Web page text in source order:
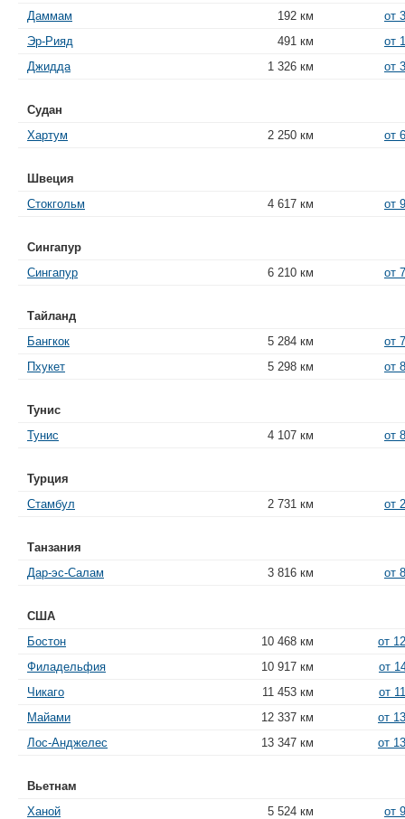
Даммам
192 км
от
Эр-Рияд
491 км
от
Джидда
1 326 км от
Судан
Хартум
2 250 км от
Швеция
Стокгольм
4 617 км от
Сингапур
Сингапур
6 210 км от
Тайланд
Бангкок
5 284 км
от
Пхукет
5 298 км от
Тунис
Тунис
4 107 км от
Турция
Стамбул
2 731 км от
Танзания
Дар-эс-Салам
3 816 км от
США
Бостон
10 468 км
от
Филадельфия
10 917 км
от
Чикаго
11 453 км
от
Майами
12 337 км
от
Лос-Анджелес
13 347 км от
Вьетнам
Ханой
5 524 км
от